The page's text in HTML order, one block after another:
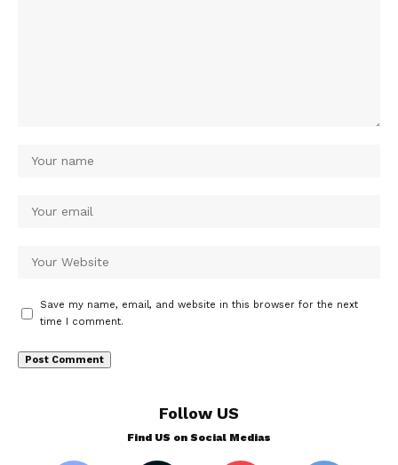
Save my name, email, and website in this browser for the next
time I comment.
Follow US
Find US on Social Medias